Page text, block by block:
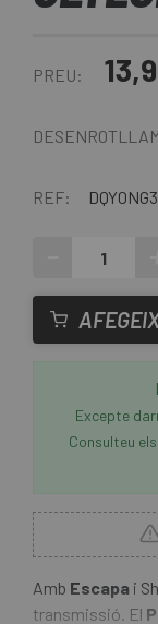
PREU:
REF:
Excepte
Consulteu
Amb Escapa i
transmissió. El